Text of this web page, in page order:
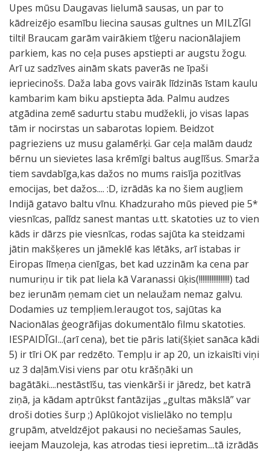
Upes mūsu Daugavas lielumā sausas, un par to
kādreizējo esamību liecina sausas gultnes un MILZĪGI
tilti! Braucam garām vairākiem tīģeru nacionālajiem
parkiem, kas no ceļa puses apstiepti ar augstu žogu.
Arī uz sadzīves ainām skats paverās ne īpaši
iepriecinošs. Daža laba govs vairāk līdzinās īstam kaulu
kambarim kam biku apstiepta āda. Palmu audzes
atgādina zemē sadurtu stabu mudžekli, jo visas lapas
tām ir nocirstas un sabarotas lopiem. Beidzot
pagrieziens uz musu galamērķi. Gar ceļa malām daudz
bērnu un sievietes lasa krēmīgi baltus auglīšus. Smarža
tiem savdabīga,kas dažos no mums raisīja pozitīvas
emocijas, bet dažos.... :D, izrādās ka no šiem augļiem
Indijā gatavo baltu vīnu. Khadzuraho mūs pieved pie 5*
viesnīcas, palīdz sanest mantas u.tt. skatoties uz to vien
kāds ir dārzs pie viesnīcas, rodas sajūta ka steidzami
jātin makšķeres un jāmeklē kas lētāks, arī istabas ir
Eiropas līmeņa cienīgas, bet kad uzzinām ka cena par
numuriņu ir tik pat liela kā Varanassi ūķis(!!!!!!!!!!!!!!!!!) tad
bez ierunām ņemam ciet un nelaužam nemaz galvu.
Dodamies uz tempļiem.Ieraugot tos, sajūtas ka
Nacionālas ģeogrāfijas dokumentālo filmu skatoties.
IESPAIDĪGI...(arī cena), bet tie pāris lati(šķiet sanāca kādi
5) ir tīri OK par redzēto. Tempļu ir ap 20, un izkaisīti viņi
uz 3 daļām.Visi viens par otu krāšņāki un
bagātāki....nestāstīšu, tas vienkārši ir jāredz, bet katrā
ziņā, ja kādam aptrūkst fantāzijas „gultas mākslā” var
droši doties šurp ;) Aplūkojot vislielāko no tempļu
grupām, atveldzējot pakausi no neciešamas Saules,
ieejam Mauzoleja, kas atrodas tiesi iepretim....tā izrādās